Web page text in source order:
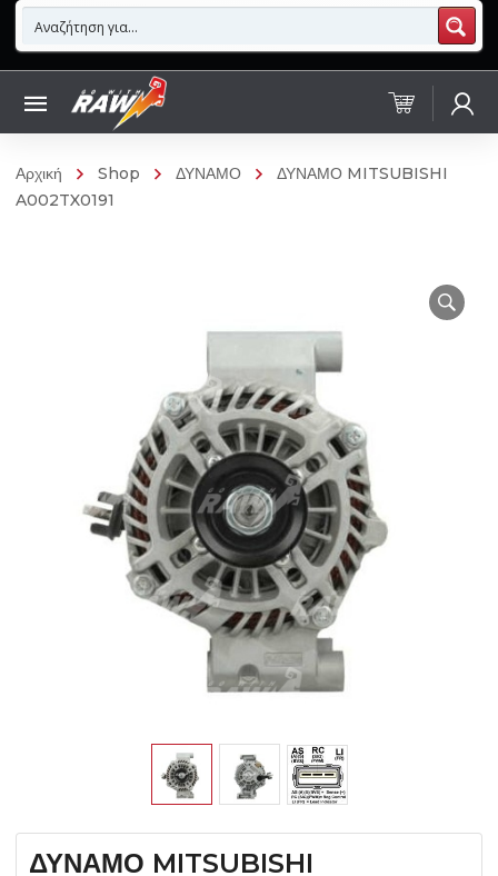
Αρχική Shop ΔΥΝΑΜΟ
ΔΥΝΑΜΟ MITSUBISHI
A002TX0191
ΔΥΝΑΜΟ MITSUBISHI